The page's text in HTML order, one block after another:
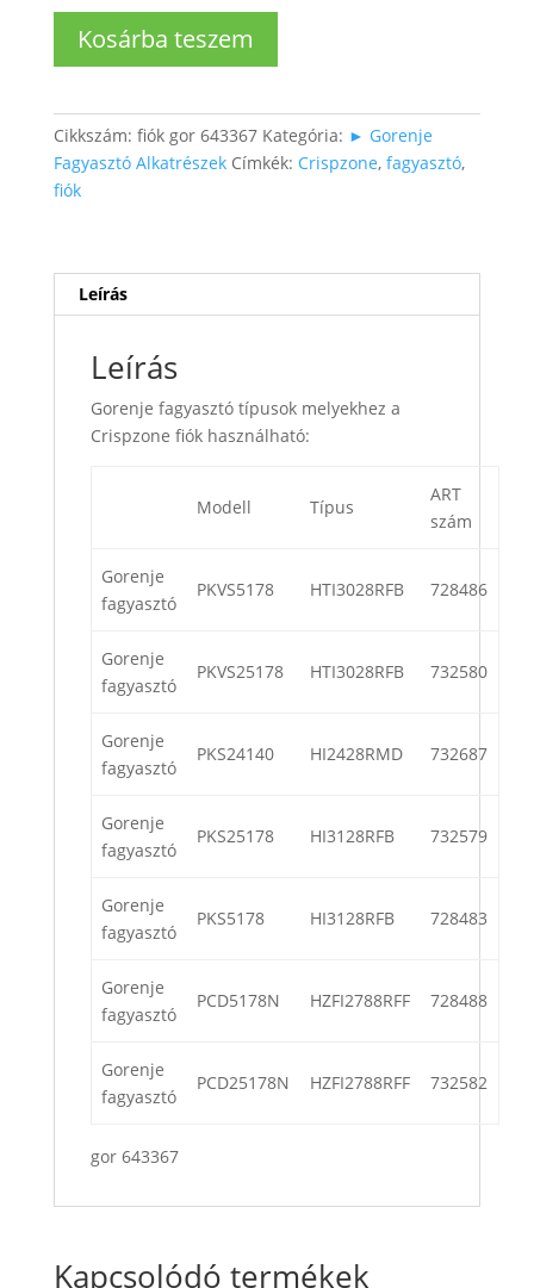
Fagyasztó
Kosárba teszem
Cikkszám: fiók gor 643367 Kategória: ► Gorenje
Fagyasztó Alkatrészek Címkék: Crispzone, fagyasztó,
fiók
Leírás
Leírás
Gorenje fagyasztó típusok melyekhez a
Crispzone fiók használható:
Modell Típus
ART
szám
Gorenje
fagyasztó
PKVS5178 HTI3028RFB 728486
Gorenje
fagyasztó
PKVS25178 HTI3028RFB 732580
Gorenje
fagyasztó
PKS24140 HI2428RMD 732687
Gorenje
fagyasztó
PKS25178 HI3128RFB 732579
Gorenje
fagyasztó
PKS5178 HI3128RFB 728483
Gorenje
fagyasztó
PCD5178N HZFI2788RFF 728488
Gorenje
fagyasztó
PCD25178N HZFI2788RFF 732582
gor 643367
Kapcsolódó termékek